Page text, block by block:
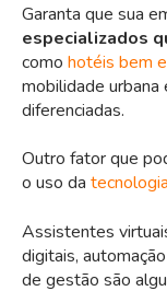
Garanta que sua
especializados
como hotéis bem
mobilidade urbana
diferenciadas.
Outro fator que
o uso da
Assistentes
digitais,
de gestão são